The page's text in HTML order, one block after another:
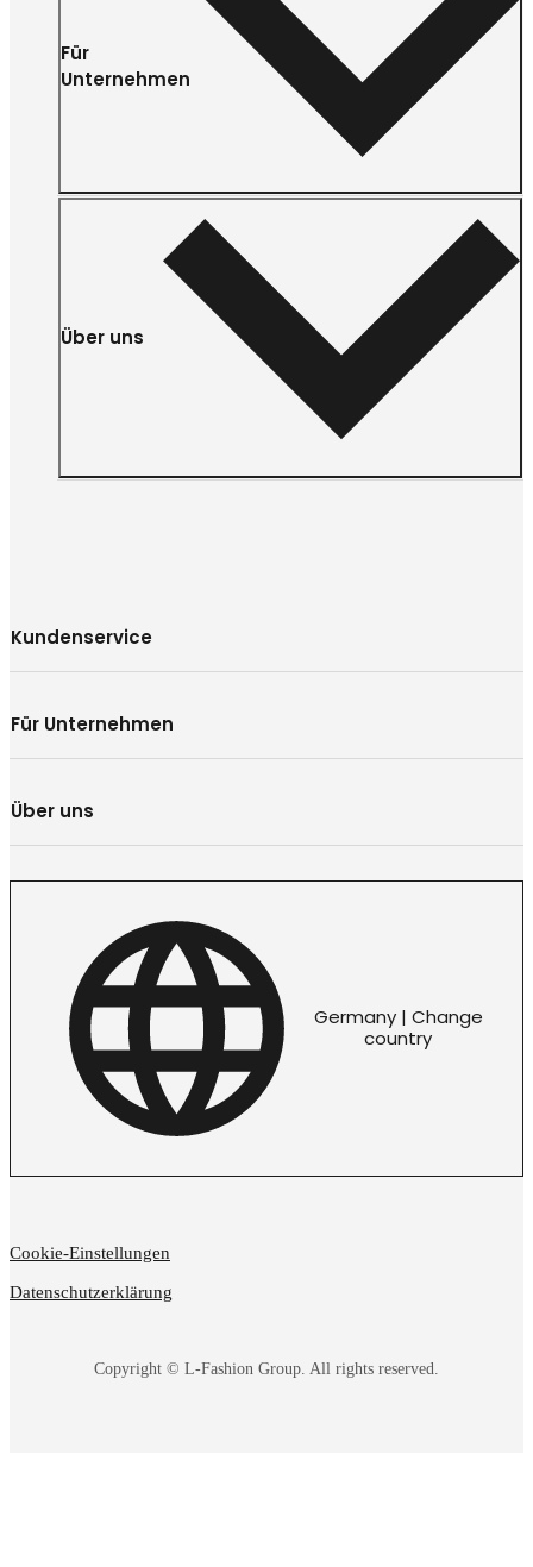
Für
Unternehmen
Über uns
Kundenservice
Für Unternehmen
Über uns
Germany | Change
country
Copyright © L-Fashion Group. All rights reserved.
Cookie-Einstellungen
Datenschutzerklärung